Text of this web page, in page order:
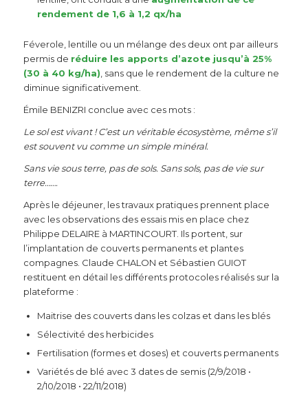
rendement de 1,6 à 1,2 qx/ha
Féverole, lentille ou un mélange des deux ont par ailleurs
permis de réduire les apports d’azote jusqu’à 25%
(30 à 40 kg/ha) , sans que le rendement de la culture ne
diminue significativement.
Émile BENIZRI conclue avec ces mots :
Le sol est vivant ! C’est un véritable écosystème, même s’il
est souvent vu comme un simple minéral.
Sans vie sous terre, pas de sols. Sans sols, pas de vie sur
terre…….
Après le déjeuner, les travaux pratiques prennent place
avec les observations des essais mis en place chez
Philippe DELAIRE à MARTINCOURT. Ils portent, sur
l’implantation de couverts permanents et plantes
compagnes. Claude CHALON et Sébastien GUIOT
restituent en détail les différents protocoles réalisés sur la
plateforme :
Maitrise des couverts dans les colzas et dans les blés
Sélectivité des herbicides
Fertilisation (formes et doses) et couverts permanents
Variétés de blé avec 3 dates de semis (2/9/2018 •
2/10/2018 • 22/11/2018)